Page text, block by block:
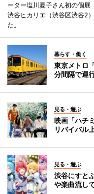
ーター塩川夏子さん初の個展
渋谷ヒカリエ（渋谷区渋谷2
た。
暮らす・働く
東京メトロ
分間隔で運
見る・遊ぶ
映画「ハチ
リバイバル
見る・遊ぶ
渋谷にすと
や楽曲流し